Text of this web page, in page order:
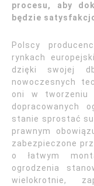
procesu, aby
będzie
Polscy
rynkach
dzięki swojej
nowoczesnych
oni w tworzeniu
dopracowanych
stanie sprostać
prawnym
zabezpieczone
o łatwym
ogrodzenia
wielokrotnie,